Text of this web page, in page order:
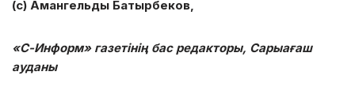
(с) Амангельды Батырбеков,
«С-Информ» газетінің бас редакторы, Сарыағаш
ауданы